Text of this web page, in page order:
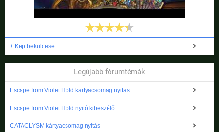
+ Kép beküldése
Legújabb fórumtémák
Escape from Violet Hold kártyacsomag nyitás
Escape from Violet Hold nyitó kibeszélő
CATACLYSM kártyacsomag nyitás